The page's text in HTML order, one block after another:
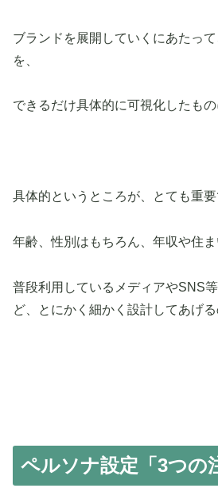
ブランドを展開していくにあたっ
を、
できるだけ具体的に可視化したもの
具体的というところが、とても重要
年齢、性別はもちろん、年収や住ま
普段利用しているメディアやSNS
ど、とにかく細かく設計してあげる
ペルソナ設定「3つの